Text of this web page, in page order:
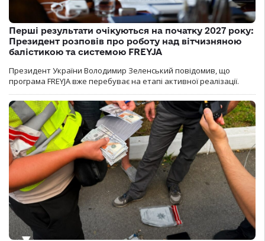
Перші результати очікуються на початку 2027 року:
Президент розповів про роботу над вітчизняною
балістикою та системою FREYJA
Президент України Володимир Зеленський повідомив, що
програма FREYJA вже перебуває на етапі активної реалізації.